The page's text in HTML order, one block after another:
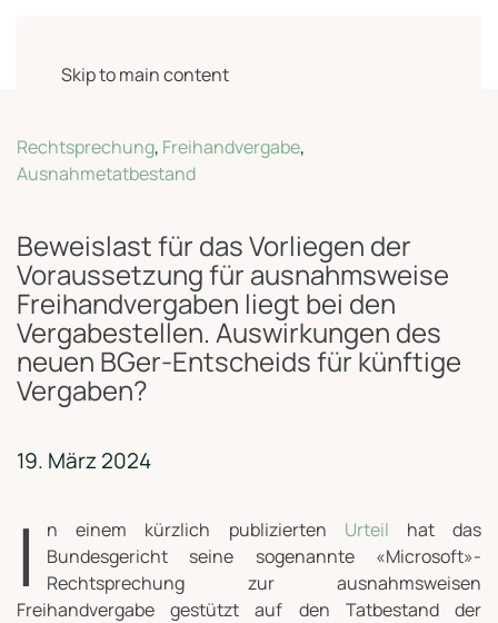
Skip to main content
Rechtsprechung, Freihandvergabe,
Ausnahmetatbestand
Beweislast für das Vorliegen der
Voraussetzung für ausnahmsweise
Freihandvergaben liegt bei den
Vergabestellen. Auswirkungen des
neuen BGer-Entscheids für künftige
Vergaben?
19. März 2024
I n einem kürzlich publizierten Urteil hat das
Bundesgericht seine sogenannte «Microsoft»-
Rechtsprechung zur ausnahmsweisen
Freihandvergabe gestützt auf den Tatbestand der